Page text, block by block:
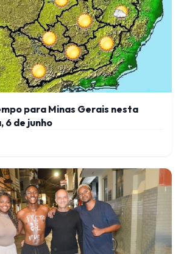
para Minas Gerais nesta
6 de junho